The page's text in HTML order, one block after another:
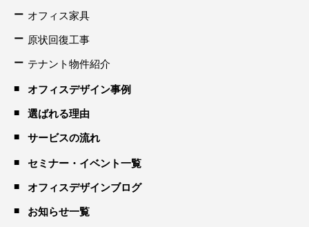
オフィス家具
原状回復工事
テナント物件紹介
オフィスデザイン事例
選ばれる理由
サービスの流れ
セミナー・イベント一覧
オフィスデザインブログ
お知らせ一覧